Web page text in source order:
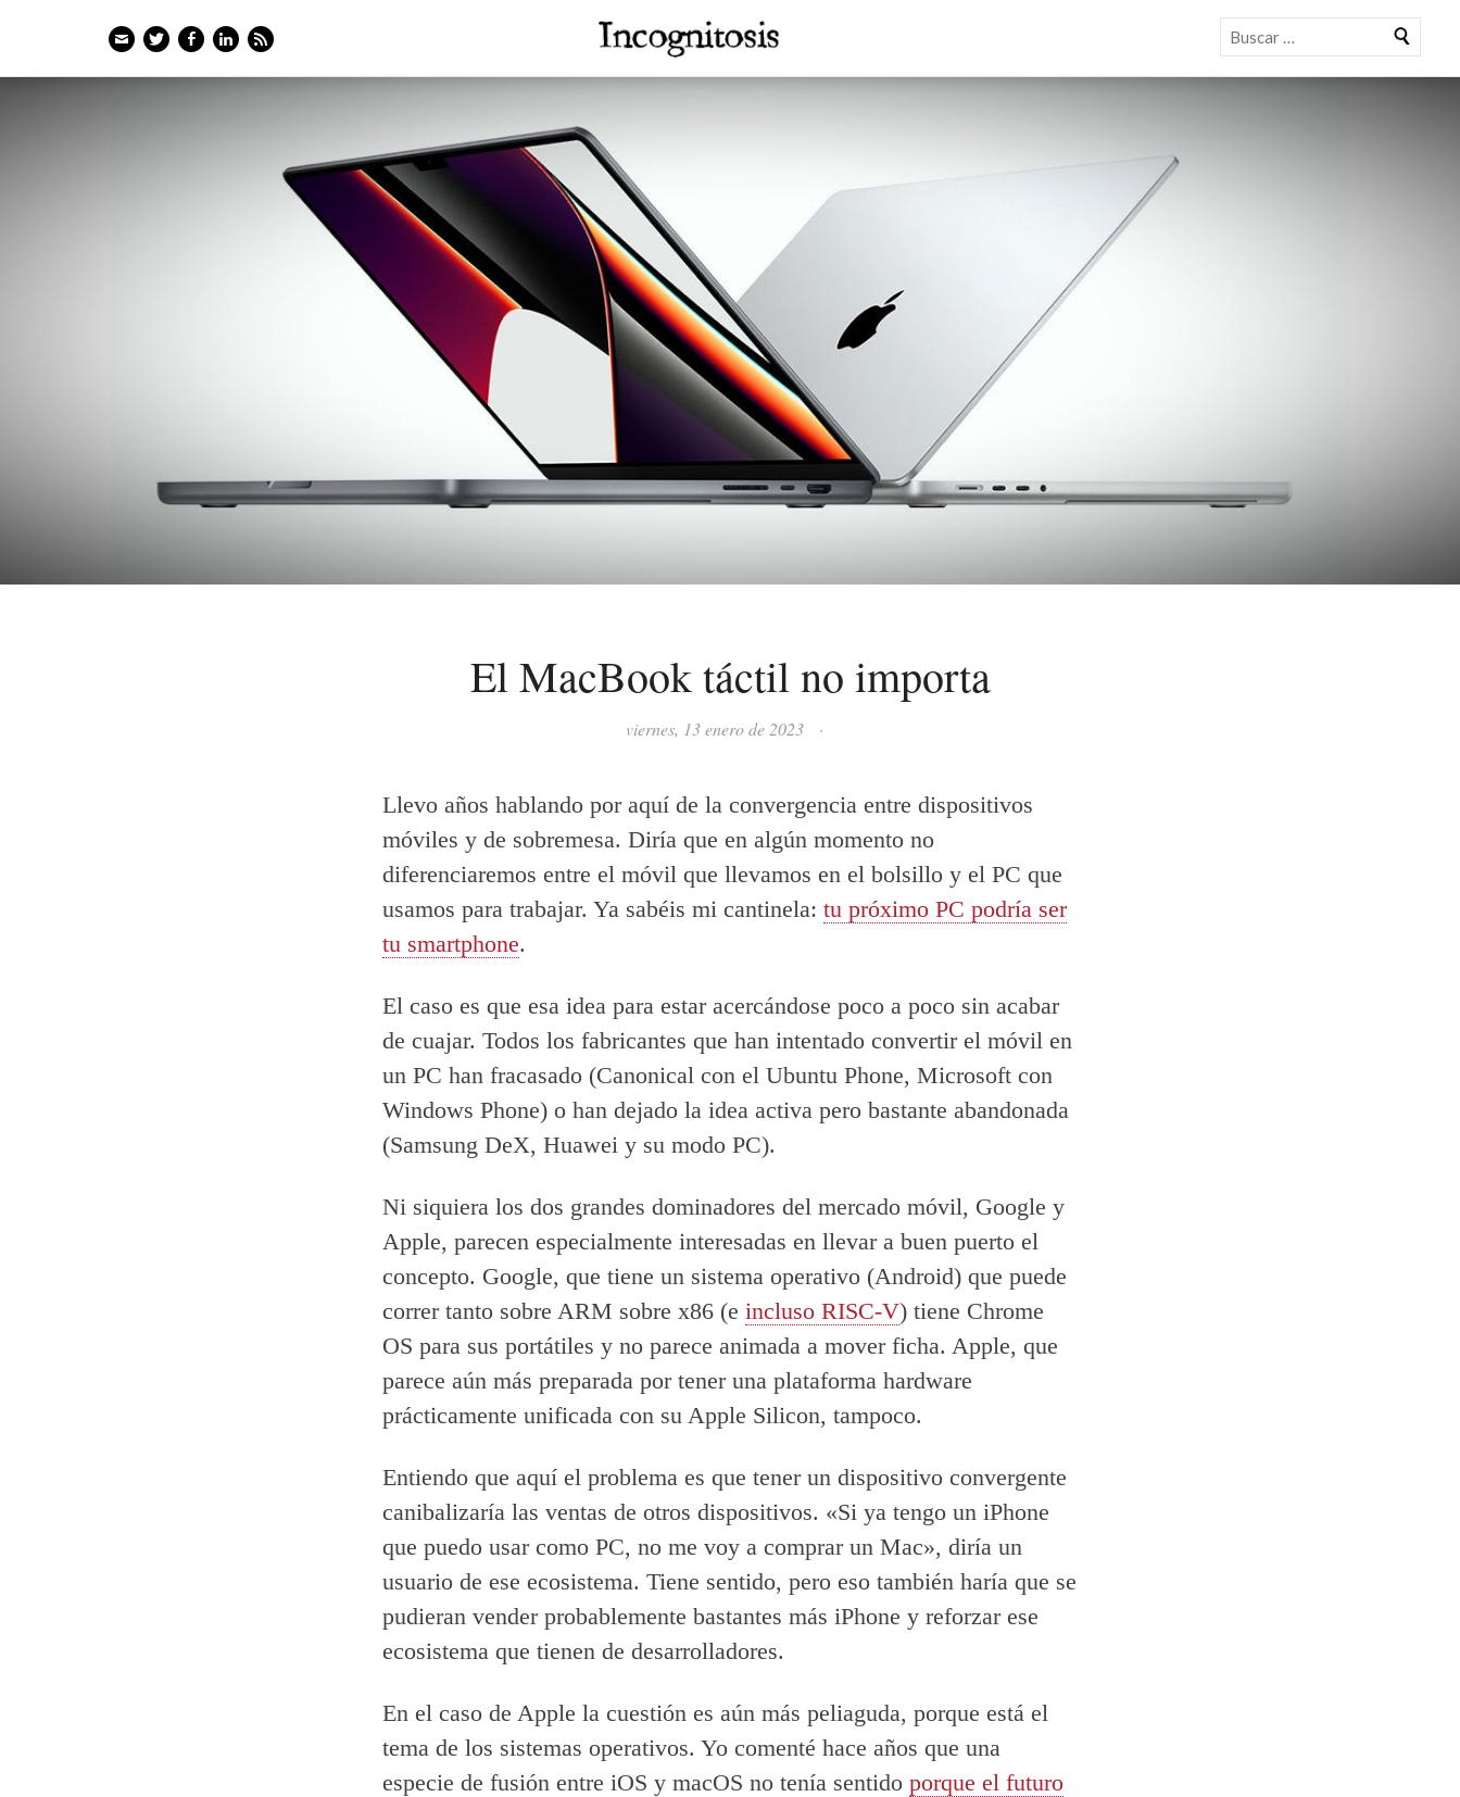
EmailTwitterFacebook
LinkedIn
Feed Buscar
El MacBook táctil no importa
viernes, 13 enero de 2023 ·
Llevo años hablando por aquí de la convergencia entre dispositivos
móviles y de sobremesa. Diría que en algún momento no
diferenciaremos entre el móvil que llevamos en el bolsillo y el PC que
usamos para trabajar. Ya sabéis mi cantinela: tu próximo PC podría ser
tu smartphone.
El caso es que esa idea para estar acercándose poco a poco sin acabar
de cuajar. Todos los fabricantes que han intentado convertir el móvil en
un PC han fracasado (Canonical con el Ubuntu Phone, Microsoft con
Windows Phone) o han dejado la idea activa pero bastante abandonada
(Samsung DeX, Huawei y su modo PC).
Ni siquiera los dos grandes dominadores del mercado móvil, Google y
Apple, parecen especialmente interesadas en llevar a buen puerto el
concepto. Google, que tiene un sistema operativo (Android) que puede
correr tanto sobre ARM sobre x86 (e incluso RISC-V) tiene Chrome
OS para sus portátiles y no parece animada a mover ficha. Apple, que
parece aún más preparada por tener una plataforma hardware
prácticamente unificada con su Apple Silicon, tampoco.
Entiendo que aquí el problema es que tener un dispositivo convergente
canibalizaría las ventas de otros dispositivos. «Si ya tengo un iPhone
que puedo usar como PC, no me voy a comprar un Mac», diría un
usuario de ese ecosistema. Tiene sentido, pero eso también haría que se
pudieran vender probablemente bastantes más iPhone y reforzar ese
ecosistema que tienen de desarrolladores.
En el caso de Apple la cuestión es aún más peliaguda, porque está el
tema de los sistemas operativos. Yo comenté hace años que una
especie de fusión entre iOS y macOS no tenía sentido porque el futuro